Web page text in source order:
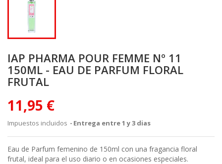
IAP PHARMA POUR FEMME Nº 11
150ML - EAU DE PARFUM FLORAL
FRUTAL
11,95 €
Impuestos incluidos Entrega entre 1 y 3 dias
Eau de Parfum femenino de 150ml con una fragancia floral
frutal, ideal para el uso diario o en ocasiones especiales.